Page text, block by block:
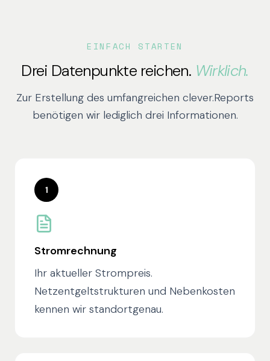
EINFACH STARTEN
Drei Datenpunkte reichen. Wirklich.
Zur Erstellung des umfangreichen clever.Reports
benötigen wir lediglich drei Informationen.
1
Stromrechnung
Ihr aktueller Strompreis.
Netzentgeltstrukturen und Nebenkosten
kennen wir standortgenau.